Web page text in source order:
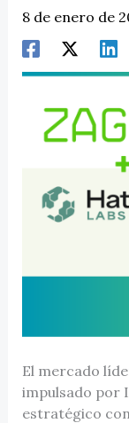
8 de enero de
El mercado
impulsado por
estratégico